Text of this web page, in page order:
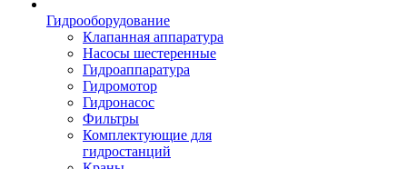
Гидрооборудование
Клапанная аппаратура
Насосы шестеренные
Гидроаппаратура
Гидромотор
Гидронасос
Фильтры
Комплектующие для
гидростанций